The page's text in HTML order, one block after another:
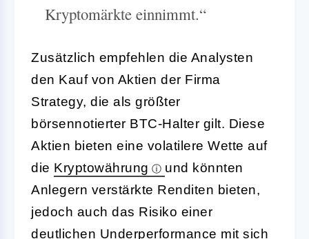
Kryptomärkte einnimmt.“
Zusätzlich empfehlen die Analysten
den Kauf von Aktien der Firma
Strategy, die als größter
börsennotierter BTC-Halter gilt. Diese
Aktien bieten eine volatilere Wette auf
die Kryptowährung
und könnten
Anlegern verstärkte Renditen bieten,
jedoch auch das Risiko einer
deutlichen Underperformance mit sich